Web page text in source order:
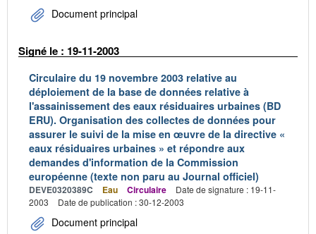
Document principal
Signé le : 19-11-2003
Circulaire du 19 novembre 2003 relative au
déploiement de la base de données relative à
l'assainissement des eaux résiduaires urbaines (BD
ERU). Organisation des collectes de données pour
assurer le suivi de la mise en œuvre de la directive «
eaux résiduaires urbaines » et répondre aux
demandes d'information de la Commission
européenne (texte non paru au Journal officiel)
DEVE0320389C Eau Circulaire
Date de signature : 19-11-
2003
Date de publication : 30-12-2003
Document principal